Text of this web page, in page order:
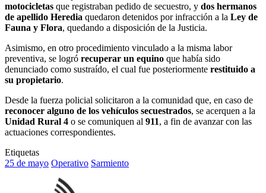
motocicletas que registraban pedido de secuestro, y dos hermanos
de apellido Heredia quedaron detenidos por infracción a la Ley de
Fauna y Flora, quedando a disposición de la Justicia.
Asimismo, en otro procedimiento vinculado a la misma labor
preventiva, se logró recuperar un equino que había sido
denunciado como sustraído, el cual fue posteriormente restituido a
su propietario.
Desde la fuerza policial solicitaron a la comunidad que, en caso de
reconocer alguno de los vehículos secuestrados, se acerquen a la
Unidad Rural 4 o se comuniquen al 911, a fin de avanzar con las
actuaciones correspondientes.
Etiquetas
25 de mayo Operativo Sarmiento